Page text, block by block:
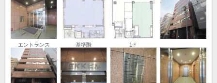
エントランス 基準階 1Ｆ